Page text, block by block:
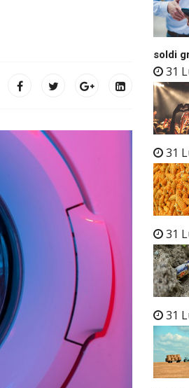
soldi
31
31
31
31